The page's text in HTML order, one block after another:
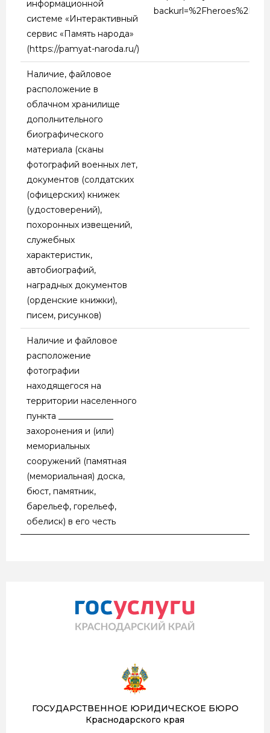
информационной
системе «Интерактивный
сервис «Память народа»
(https://pamyat-naroda.ru/)
Наличие, файловое
расположение в
облачном хранилище
дополнительного
биографического
материала (сканы
фотографий военных лет,
документов (солдатских
(офицерских) книжек
(удостоверений),
похоронных извещений,
служебных
характеристик,
автобиографий,
наградных документов
(орденские книжки),
писем, рисунков)
Наличие и файловое
расположение
фотографии
находящегося на
территории населенного
пункта _____________
захоронения и (или)
мемориальных
сооружений (памятная
(мемориальная) доска,
бюст, памятник,
барельеф, горельеф,
обелиск) в его честь
ГОСУДАРСТВЕННОЕ ЮРИДИЧЕСКОЕ БЮРО
Краснодарского края